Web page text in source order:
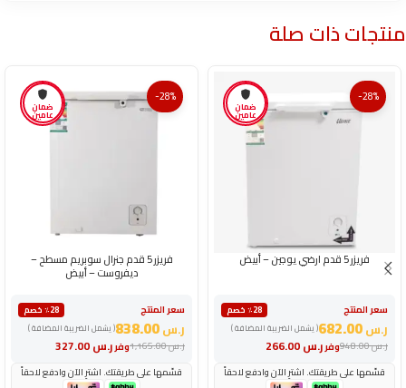
منتجات ذات صلة
ضمان
عامين
-28%
فريزر 5 قدم ارضي يوجين – أبيض
سعر المنتج
٪28 خصم
( يشمل الضريبة المضافة )
ر.س
وفرر.س ر.س948.00
قسّمها على طريقتك. اشترِ الآن وادفع لاحقاً
ضمان
عامين
-28%
فريزر 5 قدم جنرال سوبريم مسطح –
ديفروست – أبيض
سعر المنتج
٪28 خصم
( يشمل الضريبة المضافة )
ر.س
وفرر.س ر.س1,165.00
قسّمها على طريقتك. اشترِ الآن وادفع لاحقاً